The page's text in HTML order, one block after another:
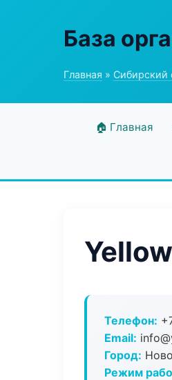
База
Главная » Сибирский
🏠 Главная
Телефон:
Email:
Город:
Режим